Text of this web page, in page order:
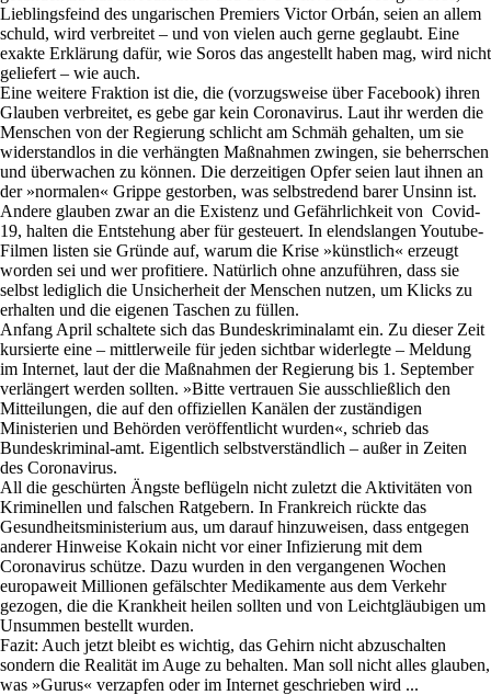
Lieblingsfeind des ungarischen Premiers Victor Orbán, seien an allem
schuld, wird verbreitet – und von vielen auch gerne geglaubt. Eine
exakte Erklärung dafür, wie Soros das angestellt haben mag, wird nicht
geliefert – wie auch.
Eine weitere Fraktion ist die, die (vorzugsweise über Facebook) ihren
Glauben verbreitet, es gebe gar kein Coronavirus. Laut ihr werden die
Menschen von der Regierung schlicht am Schmäh gehalten, um sie
widerstandlos in die verhängten Maßnahmen zwingen, sie beherrschen
und überwachen zu können. Die derzeitigen Opfer seien laut ihnen an
der »normalen« Grippe gestorben, was selbstredend barer Unsinn ist.
Andere glauben zwar an die Existenz und Gefährlichkeit von Covid-
19, halten die Entstehung aber für gesteuert. In elendslangen Youtube-
Filmen listen sie Gründe auf, warum die Krise »künstlich« erzeugt
worden sei und wer profitiere. Natürlich ohne anzuführen, dass sie
selbst lediglich die Unsicherheit der Menschen nutzen, um Klicks zu
erhalten und die eigenen Taschen zu füllen.
Anfang April schaltete sich das Bundeskriminalamt ein. Zu dieser Zeit
kursierte eine – mittlerweile für jeden sichtbar widerlegte – Meldung
im Internet, laut der die Maßnahmen der Regierung bis 1. September
verlängert werden sollten. »Bitte vertrauen Sie ausschließlich den
Mitteilungen, die auf den offiziellen Kanälen der zuständigen
Ministerien und Behörden veröffentlicht wurden«, schrieb das
Bundeskriminal-amt. Eigentlich selbstverständlich – außer in Zeiten
des Coronavirus.
All die geschürten Ängste beflügeln nicht zuletzt die Aktivitäten von
Kriminellen und falschen Ratgebern. In Frankreich rückte das
Gesundheitsministerium aus, um darauf hinzuweisen, dass entgegen
anderer Hinweise Kokain nicht vor einer Infizierung mit dem
Coronavirus schütze. Dazu wurden in den vergangenen Wochen
europaweit Millionen gefälschter Medikamente aus dem Verkehr
gezogen, die die Krankheit heilen sollten und von Leichtgläubigen um
Unsummen bestellt wurden.
Fazit: Auch jetzt bleibt es wichtig, das Gehirn nicht abzuschalten
sondern die Realität im Auge zu behalten. Man soll nicht alles glauben,
was »Gurus« verzapfen oder im Internet geschrieben wird ...